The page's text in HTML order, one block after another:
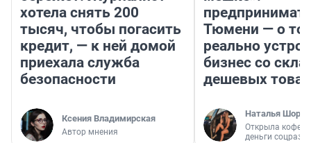
хотела снять 200
тысяч, чтобы погасить
кредит, — к ней домой
приехала служба
безопасности
Ксения Владимирская
Автор мнения
Тюмени — о
реально
бизнес со
дешевых
Наталья
Открыла
деньги